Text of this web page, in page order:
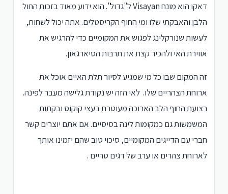
דאקו הוא מונח Visayan ל"גדול". הוא ידוע מאוד בזכות החול
הלבן והאבקתי שלו ומי החוף הקריסטלים. אתה יכול לשחות,
לעשות שנורקלינג לפגוש את המקומיים כדי להרגיש את
אווירת האי ולהכיר קצת את תרבות הסיארגאון.
זה המקום שבו כל מי שמגיע לסיור תלת האיים אוכל את
ארוחת הצהריים שלו. לאי הזה יש נקודת גלישה מעבר לפינה.
רצועת החוף הלב הארוכה מעוטרת בעצי קוקוס ובקתות
המשמשות גם כמקומות לינה בסיסיים. אם אתם יוצרים קשר
חברי עם הדייגים המקומיים, סיכוי טוב שהם יזמינו אותך
לארוחת צהרים או ערב של דגים טריים .